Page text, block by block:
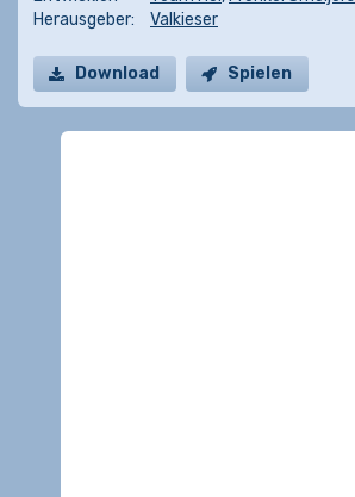
Herausgeber:
Valkieser
Download Spielen